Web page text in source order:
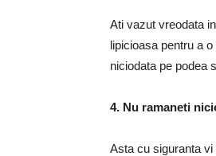
Ati vazut vreodata
lipicioasa pentru a
niciodata pe podea
4. Nu ramaneti
Asta cu siguranta